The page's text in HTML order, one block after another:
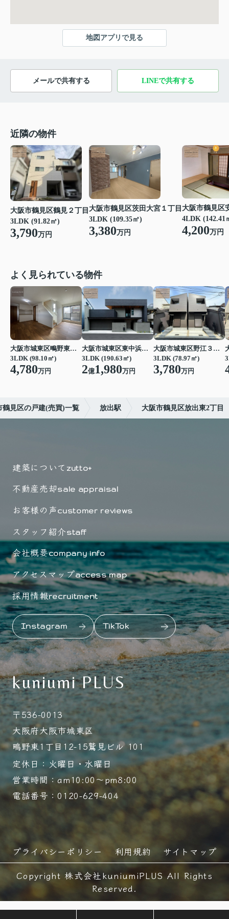
地図アプリで見る
メールで共有する LINEで共有する
近隣の物件
大阪市鶴見区鶴見２丁目
3LDK (91.82㎡)
3,790万円
大阪市鶴見区茨田大宮１丁目
3LDK (109.35㎡)
3,380万円
大阪市鶴見区
4LDK (142.41
4,200万円
よく見られている物件
大阪市城東区鴫野東３丁目
3LDK (98.10㎡)
4,780万円
大阪市城東区東中浜３丁目
3LDK (190.63㎡)
2億1,980万円
大阪市城東区野江３丁目
3LDK (78.97㎡)
3,780万円
鶴見区の戸建(売買)一覧 放出駅 大阪市鶴見区放出東2丁目
建築について zutto+
不動産売却sale appraisal
お客様の声customer reviews
スタッフ紹介staff
会社概要company info
アクセスマップaccess map
採用情報recruitment
Instagram TikTok
kuniumi PLUS
〒536-0013
大阪府大阪市城東区
鴫野東1丁目12-15鷲見ビル 101
定休日：火曜日・水曜日
営業時間：am10:00～pm8:00
電話番号：0120-629-404
プライバシーポリシー 利用規約
サイトマップ
Copyright 株式会社kuniumiPLUS All Rights
Reserved.